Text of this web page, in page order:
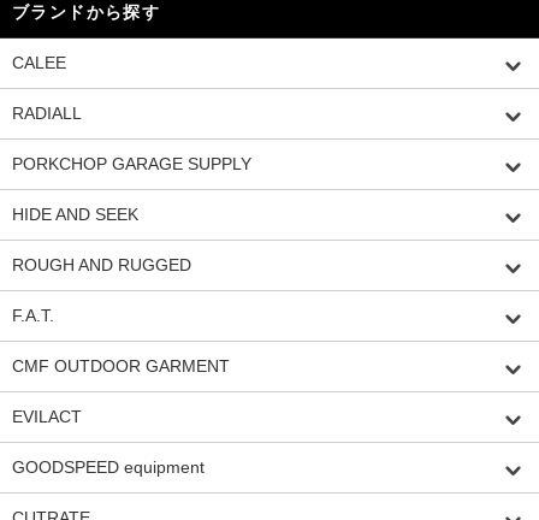
ブランドから探す
CALEE
RADIALL
PORKCHOP GARAGE SUPPLY
HIDE AND SEEK
ROUGH AND RUGGED
F.A.T.
CMF OUTDOOR GARMENT
EVILACT
GOODSPEED equipment